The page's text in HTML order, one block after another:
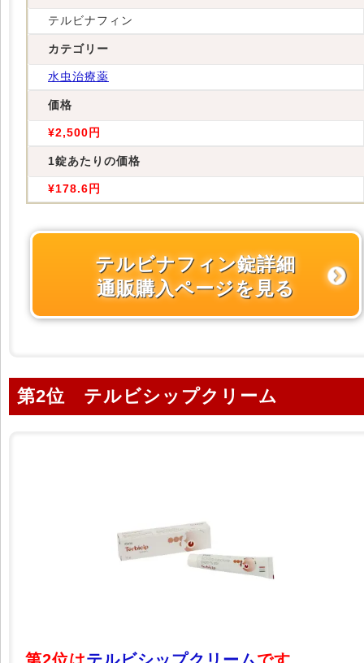
テルビナフィン
カテゴリー
水虫治療薬
価格
¥2,500円
1錠あたりの価格
¥178.6円
テルビナフィン錠詳細
通販購入ページを見る
第2位 テルビシップクリーム
第2位はテルビシップクリームです。